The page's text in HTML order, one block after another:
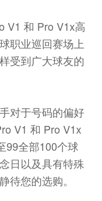
和 Pro V1x高
职业巡回赛场上
受到广大球友的
对于号码的偏好
V1 和 Pro V1x
全部100个球
日以及具有特殊
待您的选购。